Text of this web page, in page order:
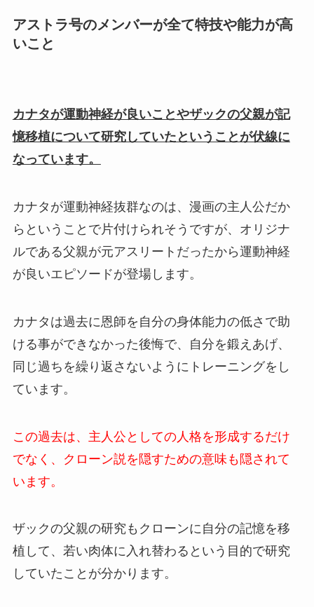
アストラ号のメンバーが全て特技や能力が高
いこと
カナタが運動神経が良いことやザックの父親が記
憶移植について研究していたということが伏線に
なっています。
カナタが運動神経抜群なのは、漫画の主人公だか
らということで片付けられそうですが、オリジナ
ルである父親が元アスリートだったから運動神経
が良いエピソードが登場します。
カナタは過去に恩師を自分の身体能力の低さで助
ける事ができなかった後悔で、自分を鍛えあげ、
同じ過ちを繰り返さないようにトレーニングをし
ています。
この過去は、主人公としての人格を形成するだけ
でなく、クローン説を隠すための意味も隠されて
います。
ザックの父親の研究もクローンに自分の記憶を移
植して、若い肉体に入れ替わるという目的で研究
していたことが分かります。